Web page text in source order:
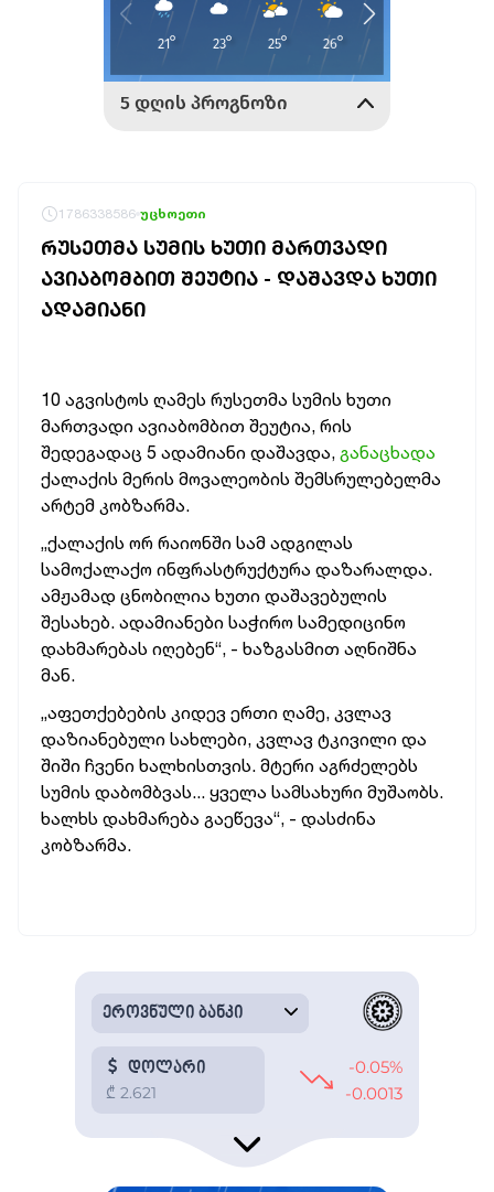
1786338586 უცხოეთი
ᲠᲣᲡᲔᲗᲛᲐ ᲡᲣᲛᲘᲡ ᲮᲣᲗᲘ ᲛᲐᲠᲗᲕᲐᲓᲘ
ᲐᲕᲘᲐᲑᲝᲛᲑᲘᲗ ᲨᲔᲣᲢᲘᲐ - ᲓᲐᲨᲐᲕᲓᲐ ᲮᲣᲗᲘ
ᲐᲓᲐᲛᲘᲐᲜᲘ
10 აგვისტოს ღამეს რუსეთმა სუმის ხუთი
მართვადი ავიაბომბით შეუტია, რის
შედეგადაც 5 ადამიანი დაშავდა, განაცხადა
ქალაქის მერის მოვალეობის შემსრულებელმა
არტემ კობზარმა.
„ქალაქის ორ რაიონში სამ ადგილას
სამოქალაქო ინფრასტრუქტურა დაზარალდა.
ამჟამად ცნობილია ხუთი დაშავებულის
შესახებ. ადამიანები საჭირო სამედიცინო
დახმარებას იღებენ“, - ხაზგასმით აღნიშნა
მან.
„აფეთქებების კიდევ ერთი ღამე, კვლავ
დაზიანებული სახლები, კვლავ ტკივილი და
შიში ჩვენი ხალხისთვის. მტერი აგრძელებს
სუმის დაბომბვას... ყველა სამსახური მუშაობს.
ხალხს დახმარება გაეწევა“, - დასძინა
კობზარმა.